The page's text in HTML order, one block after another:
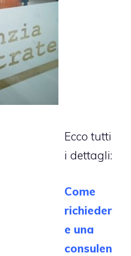
Ecco tutti
i dettagli:
Come
richieder
e una
consulen